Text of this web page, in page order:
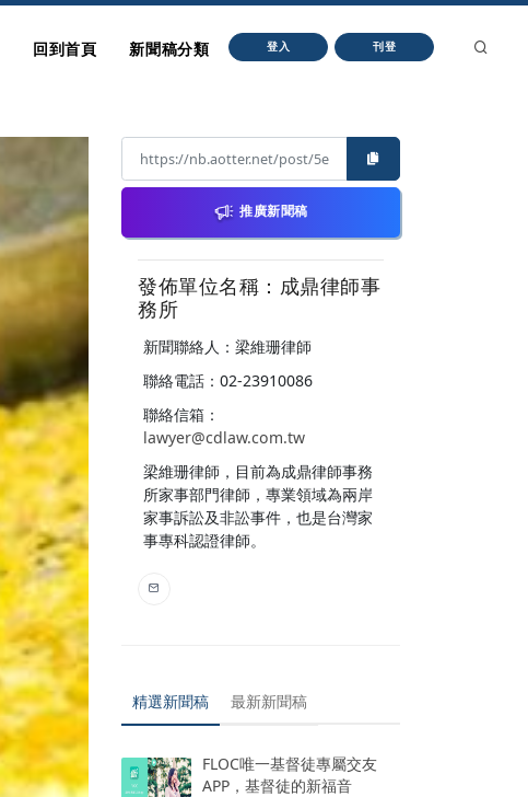
回到首頁 新聞稿分類 登入 刊登
推廣新聞稿
發佈單位名稱：成鼎律師事
務所
新聞聯絡人：梁維珊律師
聯絡電話：02-23910086
聯絡信箱：
lawyer@cdlaw.com.tw
梁維珊律師，目前為成鼎律師事務
所家事部門律師，專業領域為兩岸
家事訴訟及非訟事件，也是台灣家
事專科認證律師。
精選新聞稿 最新新聞稿
FLOC唯一基督徒專屬交友
APP，基督徒的新福音